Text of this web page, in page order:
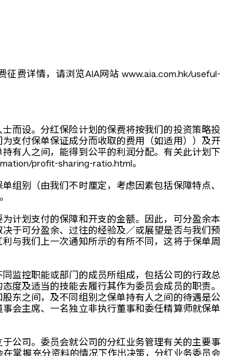
费详情，请浏览AIA网站 www.aia.com.hk/useful-
而设。分红保险计划的保费将按我们的投资策略投
支付保单保证成分而收取的费用（如适用））及开
有人之间，能得到公平的利润分配。有关此计划下
profit-sharing-ratio.html。
组别（由我们不时厘定，考虑因素包括保障特点、
计划支付的保障和开支的金额。因此，可分盈余本
于可分盈余、过往的经验及／或展望是否与我们预
与我们上一次通知所示的有所不同，这将于保单周
监控职能或部门的成员所组成，包括公司的行政总
度及适当的技能去履行其作为委员会成员的职责。
东之间，及不同组别之保单持有人之间的待遇是公
会主席、一名独立非执行董事和委任精算师就保单
公司。委员会就公司的分红业务管理有关的主要事